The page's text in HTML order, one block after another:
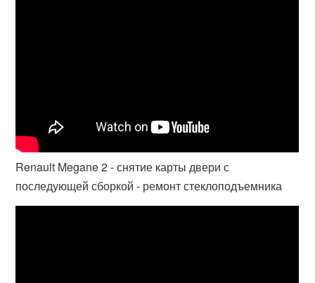
Renault Megane 2 - снятие карты двери с
последующей сборкой - ремонт стеклоподъемника